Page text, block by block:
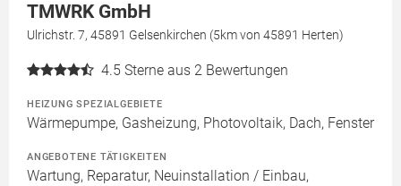
TMWRK GmbH
Ulrichstr. 7, 45891 Gelsenkirchen (5km von 45891 Herten)
4.5 Sterne aus 2 Bewertungen
HEIZUNG SPEZIALGEBIETE
Wärmepumpe, Gasheizung, Photovoltaik, Dach, Fenster
ANGEBOTENE TÄTIGKEITEN
Wartung, Reparatur, Neuinstallation / Einbau,